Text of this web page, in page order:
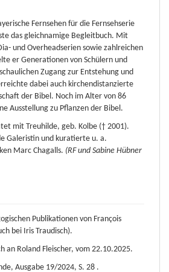
Fernsehen für die Fernsehserie
das gleichnamige Begleitbuch. Mit
und Overheadserien sowie zahlreichen
er Generationen von Schülern und
Zugang zur Entstehung und
dabei auch kirchendistanzierte
der Bibel. Noch im Alter von 86
Ausstellung zu Pflanzen der Bibel.
mit Treuhilde, geb. Kolbe († 2001).
Galeristin und kuratierte u. a.
Marc Chagalls. (RF und Sabine Hübner
Publikationen von François
bei Iris Traudisch).
an Roland Fleischer, vom 22.10.2025.
Ausgabe 19/2024, S. 28 .